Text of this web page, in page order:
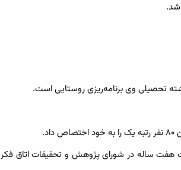
شد.
تحصیلی وی برنامه‌ریزی روستایی است.
هفت ساله در شورای پژوهش و تحقیقات اتاق فکر